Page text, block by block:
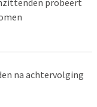
probeert
na achtervolging